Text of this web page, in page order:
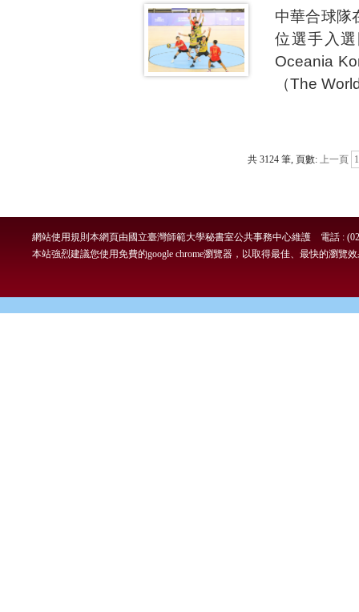
中華合球隊
位選手入
Oceania
（The
共 3124 筆, 頁數: 上一頁 1
本網頁由國立臺灣師範大學秘書室公共事務中心維護 電話 :
網站使用規則
本站強烈建議您使用免費的google chrome瀏覽器，以取得最佳、最快的瀏覽